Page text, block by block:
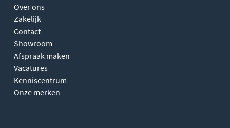
Over ons
Zakelijk
Contact
Showroom
Afspraak maken
Vacatures
Kenniscentrum
Onze merken